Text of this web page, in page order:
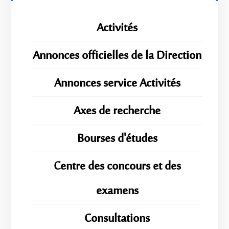
Activités
Annonces officielles de la Direction
Annonces service Activités
Axes de recherche
Bourses d'études
Centre des concours et des
examens
Consultations